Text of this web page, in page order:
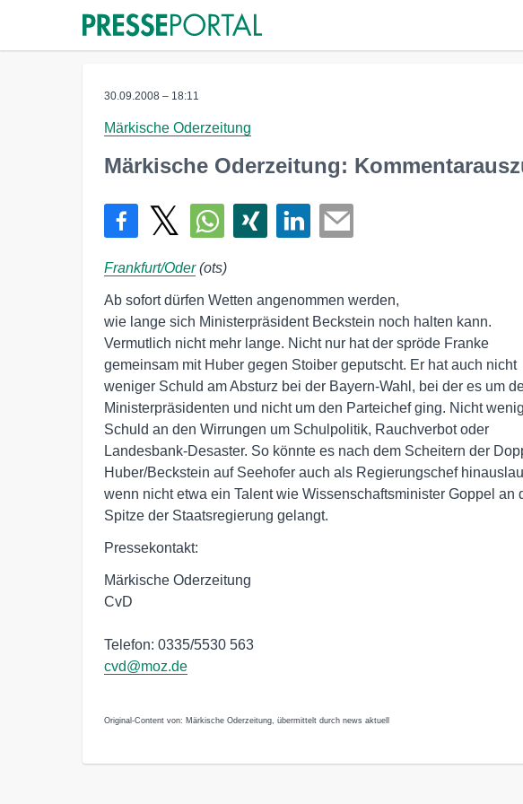
30.09.2008 – 18:11
Märkische Oderzeitung
Märkische Oderzeitung:
Frankfurt/Oder(ots)
Ab sofort dürfen Wetten angenommen werden,
wie lange sich Ministerpräsident Beckstein noch halten kann.
Vermutlich nicht mehr lange. Nicht nur hat der spröde Franke
gemeinsam mit Huber gegen Stoiber geputscht. Er hat auch nicht
weniger Schuld am Absturz bei der Bayern-Wahl, bei der es um
Ministerpräsidenten und nicht um den Parteichef ging. Nicht
Schuld an den Wirrungen um Schulpolitik, Rauchverbot oder
Landesbank-Desaster. So könnte es nach dem Scheitern der
Huber/Beckstein auf Seehofer auch als Regierungschef
wenn nicht etwa ein Talent wie Wissenschaftsminister Goppel an
Spitze der Staatsregierung gelangt.
Pressekontakt:
Märkische Oderzeitung
CvD
Telefon: 0335/5530 563
cvd@moz.de
Original-Content von: Märkische Oderzeitung, übermittelt durch news aktuell